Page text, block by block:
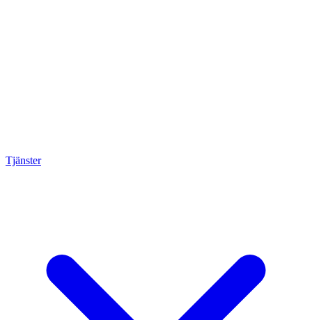
Tjänster